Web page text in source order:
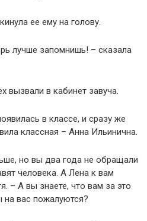
ее ему на голову.
лучше запомнишь! – сказала
вызвали в кабинет завуча.
в классе, и сразу же
классная – Анна Ильинична.
но вы два года не обращали
человека. А Лена к вам
– А вы знаете, что вам за это
на вас пожалуются?